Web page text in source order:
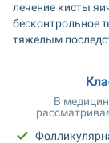
лечение кисты
бесконтрольное
тяжелым
В